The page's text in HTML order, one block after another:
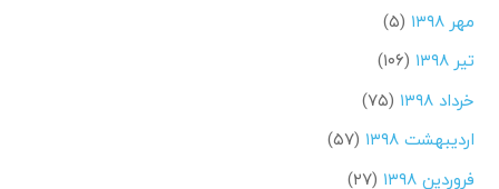
مهر ۱۳۹۸
(۵)
تیر ۱۳۹۸
(۱۰۶)
خرداد ۱۳۹۸
(۷۵)
اردیبهشت ۱۳۹۸
(۵۷)
فروردین ۱۳۹۸
(۲۷)